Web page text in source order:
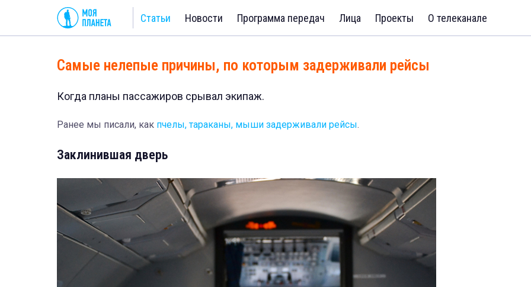
Статьи Новости Программа передач Лица Проекты О телеканале
Самые нелепые причины, по которым задерживали рейсы
Когда планы пассажиров срывал экипаж.
Ранее мы писали, как пчелы, тараканы, мыши задерживали рейсы.
Заклинившая дверь